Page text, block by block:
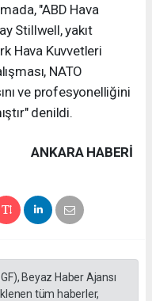
"ABD Hava
Stillwell, yakıt
Hava Kuvvetleri
NATO
ve profesyonelliğini
denildi.
ANKARA HABERİ
Beyaz Haber Ajansı
tüm haberler,